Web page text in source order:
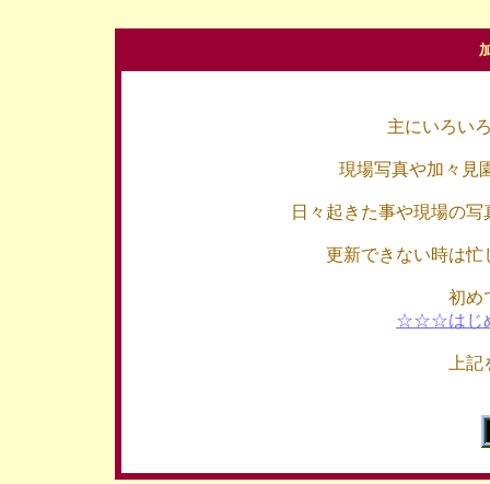
主にいろい
現場写真や加々見
日々起きた事や現場の
更新できない時は忙
初め
☆☆☆はじ
上